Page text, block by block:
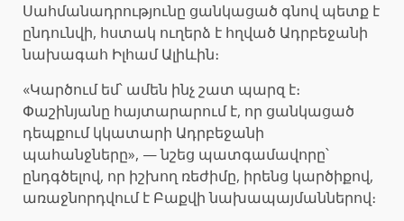
Սահմանադրությունը ցանկացած գնով պետք է
ընդունվի, հստակ ուղերձ է հղված Ադրբեջանի
նախագահ Իլհամ Ալիևին։
«Կարծում եմ՝ ամեն ինչ շատ պարզ է։
Փաշինյանը հայտարարում է, որ ցանկացած
դեպքում կկատարի Ադրբեջանի
պահանջները», — նշեց պատգամավորը՝
ընդգծելով, որ իշխող ռեժիմը, իրենց կարծիքով,
առաջնորդվում է Բաքվի նախապայմաններով։